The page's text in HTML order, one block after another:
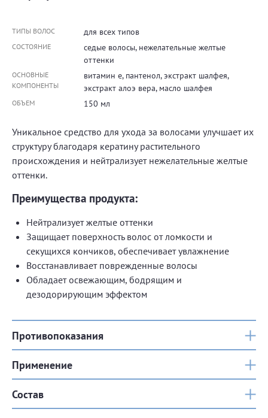
ТИПЫ ВОЛОС для всех типов
СОСТОЯНИЕ
седые волосы, нежелательные желтые
оттенки
ОСНОВНЫЕ
КОМПОНЕНТЫ
витамин е, пантенол, экстракт шалфея,
экстракт алоэ вера, масло шалфея
ОБЪЕМ 150 мл
Уникальное средство для ухода за волосами улучшает их
структуру благодаря кератину растительного
происхождения и нейтрализует нежелательные желтые
оттенки.
Преимущества продукта:
Нейтрализует желтые оттенки
Защищает поверхность волос от ломкости и
секущихся кончиков, обеспечивает увлажнение
Восстанавливает поврежденные волосы
Обладает освежающим, бодрящим и
дезодорирующим эффектом
Противопоказания
Применение
Состав